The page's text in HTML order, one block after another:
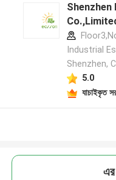
Industrial
Shenzhen,
5.0
যাচাইকৃত
এর